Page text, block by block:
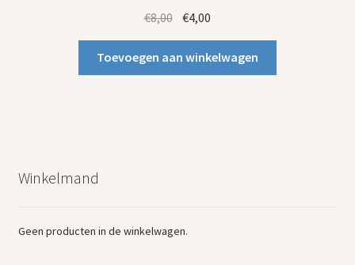
€8,00 Oorspronkelijke
was:
€8,00.
€4,00
is:
€4,00.
Toevoegen aan winkelwagen
Winkelmand
Geen producten in de winkelwagen.